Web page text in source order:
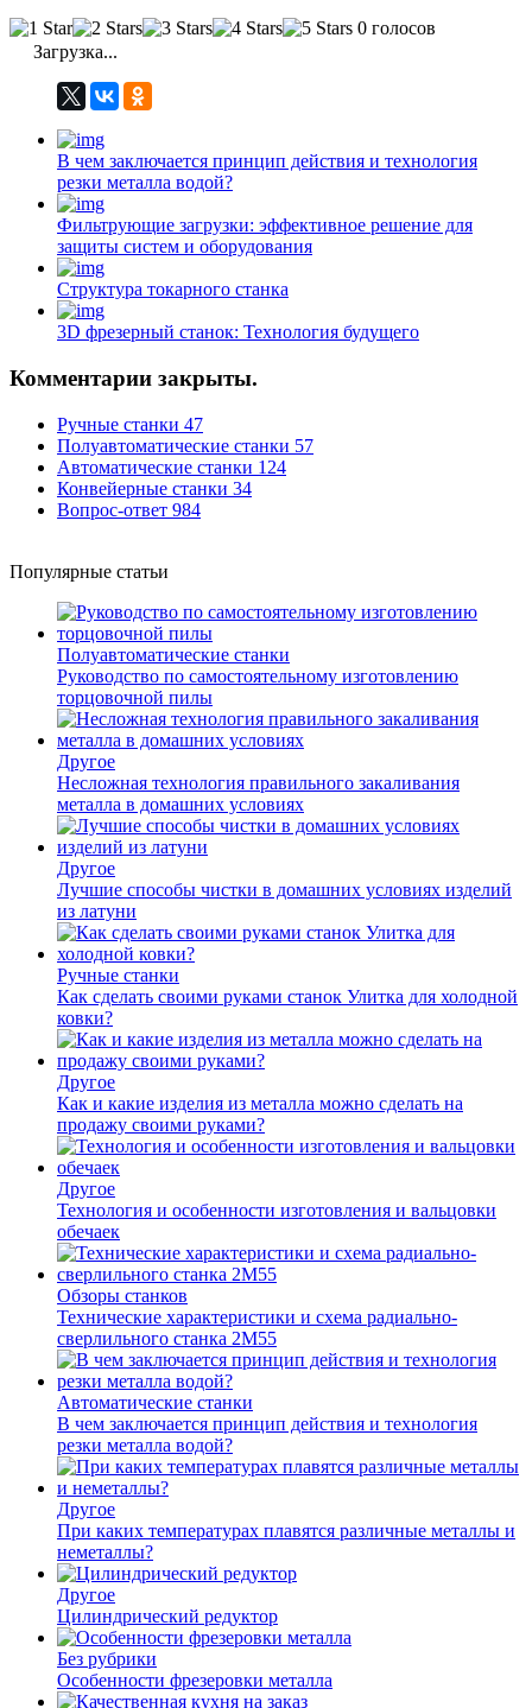
0 голосов
Загрузка...
В чем заключается принцип действия и технология
резки металла водой?
Фильтрующие загрузки: эффективное решение для
защиты систем и оборудования
Структура токарного станка
3D фрезерный станок: Технология будущего
Комментарии закрыты.
Ручные станки 47
Полуавтоматические станки 57
Автоматические станки 124
Конвейерные станки 34
Вопрос-ответ 984
Популярные статьи
Полуавтоматические станки
Руководство по самостоятельному изготовлению
торцовочной пилы
Другое
Несложная технология правильного закаливания
металла в домашних условиях
Другое
Лучшие способы чистки в домашних условиях изделий
из латуни
Ручные станки
Как сделать своими руками станок Улитка для холодной
ковки?
Другое
Как и какие изделия из металла можно сделать на
продажу своими руками?
Другое
Технология и особенности изготовления и вальцовки
обечаек
Обзоры станков
Технические характеристики и схема радиально-
сверлильного станка 2М55
Автоматические станки
В чем заключается принцип действия и технология
резки металла водой?
Другое
При каких температурах плавятся различные металлы и
неметаллы?
Другое
Цилиндрический редуктор
Без рубрики
Особенности фрезеровки металла